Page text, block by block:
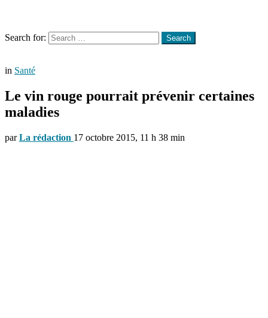
Search for:
Search
in Santé
Le vin rouge pourrait prévenir certaines
maladies
par La rédaction 17 octobre 2015, 11 h 38 min